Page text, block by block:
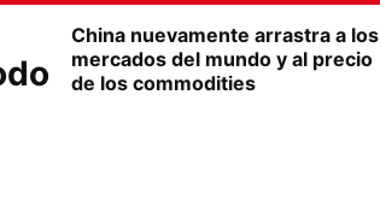
China nuevamente arrastra a los
mercados del mundo y al precio
de los commodities